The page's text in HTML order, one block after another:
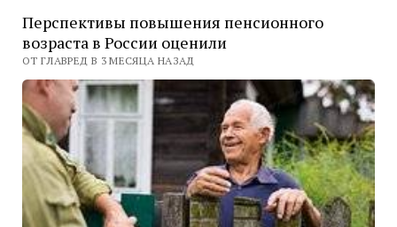
Перспективы повышения пенсионного
возраста в России оценили
ОТ ГЛАВРЕД В 3 МЕСЯЦА НАЗАД